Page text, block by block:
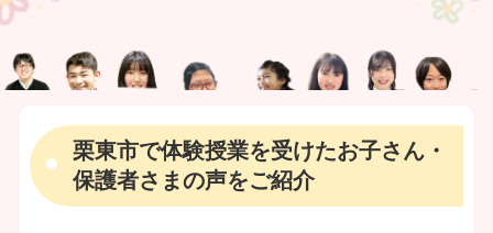
栗東市で体験授業を受けたお子さん・
保護者さまの声をご紹介